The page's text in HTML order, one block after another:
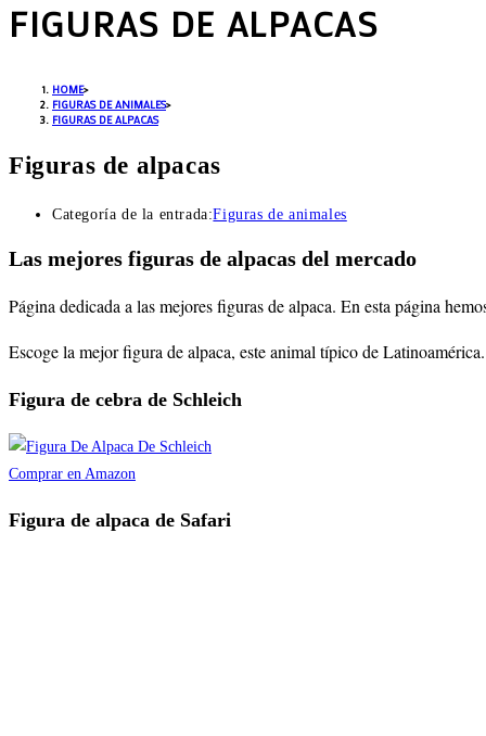
FIGURAS DE ALPACAS
HOME>
FIGURAS DE ANIMALES>
FIGURAS DE ALPACAS
Figuras de alpacas
Categoría de la entrada:Figuras de animales
Las mejores figuras de alpacas del mercado
Página dedicada a las mejores figuras de alpaca. En esta página
Escoge la mejor figura de alpaca, esteanimal típico de
Figura de cebra de Schleich
Comprar en Amazon
Figura de alpaca de Safari